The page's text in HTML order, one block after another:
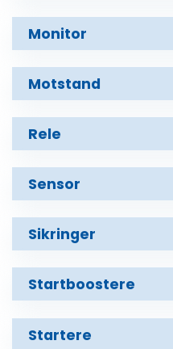
Monitor
Motstand
Rele
Sensor
Sikringer
Startboostere
Startere